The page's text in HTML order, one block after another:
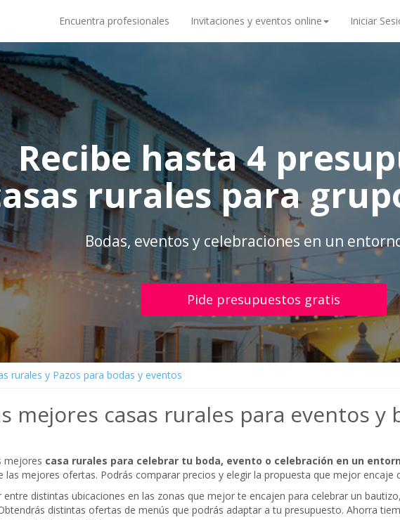
Encuentra profesionales Invitaciones y eventos online Iniciar
Recibe hasta 4
rurales para
Bodas, eventos y celebraciones en un
Pide presupuestos gratis
rurales y Pazos para bodas y eventos
mejores casas rurales para eventos y
mejores casa rurales para celebrar tu boda, evento o celebración en un
las mejores ofertas. Podrás comparar precios y elegir la propuesta que mejor encaje
entre distintas ubicaciones en las zonas que mejor te encajen para celebrar un
distintas ofertas de menús que podrás adaptar a tu presupuesto. Ahorra